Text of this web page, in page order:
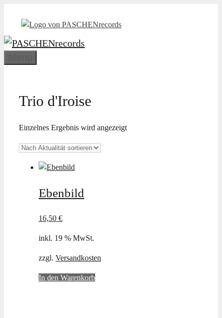
Trio d'Iroise
Einzelnes Ergebnis wird angezeigt
Ebenbild
16,50 €
inkl. 19 % MwSt.
zzgl. Versandkosten
In den Warenkorb